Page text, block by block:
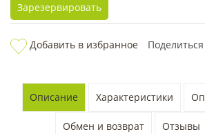
Зарезервировать
Добавить в избранное Поделиться
Описание Характеристики
Обмен и возврат Отзывы